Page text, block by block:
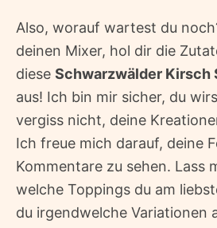
Also, worauf wartest du
deinen Mixer, hol dir die
diese Schwarzwälder Kirsch
aus! Ich bin mir sicher, du
vergiss nicht, deine
Ich freue mich darauf, deine
Kommentare zu sehen. Lass
welche Toppings du am
du irgendwelche Variationen